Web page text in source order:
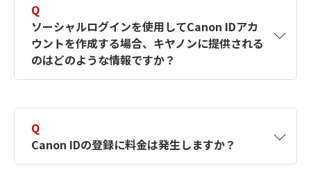
す。詳しい作成方法は【カメラ】Canon IDとは
何ですか？Canon IDの作成方法は？をご確認く
ださい。
Q
ソーシャルログインを使用してCanon IDアカ
ウントを作成する場合、キヤノンに提供される
のはどのような情報ですか？
択したサービスから取得します。アカウントを
簡単に作成できるように、この情報を使用して
Canon IDの登録フォームを入力します。
Q
Canon IDの登録に料金は発生しますか？